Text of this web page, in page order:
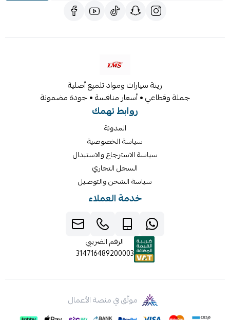
زينة سيارات ومواد تلميع أصلية
جملة وقطاعي • أسعار منافسة • جودة مضمونة
روابط تهمك
المدونة
سياسة الخصوصية
سياسة الاسترجاع والاستبدال
السجل التجاري
سياسة الشحن والتوصيل
خدمة العملاء
الرقم الضريبي
314716489200003
موثّق في منصة الأعمال